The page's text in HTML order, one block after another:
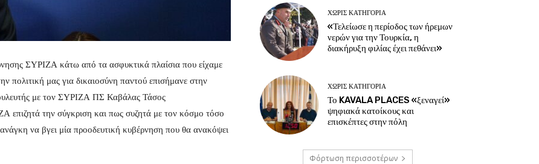
ΣΥΡΙΖΑ κάτω από τα ασφυκτικά πλαίσια που είχαμε
πολιτική μας για δικαιοσύνη παντού επισήμανε στην
με τον ΣΥΡΙΖΑ ΠΣ Καβάλας Τάσος
την σύγκριση και πως συζητά με τον κόσμο τόσο
να βγει μία προοδευτική κυβέρνηση που θα ανακόψει
ΧΩΡΊΣ ΚΑΤΗΓΟΡΊΑ
«Τελείωσε η περίοδος των ήρεμων
νερών για την Τουρκία, η
διακήρυξη φιλίας έχει πεθάνει»
ΧΩΡΊΣ ΚΑΤΗΓΟΡΊΑ
Το KAVALA PLACES «ξεναγεί»
ψηφιακά κατοίκους και
επισκέπτες στην πόλη
Φόρτωση περισσοτέρων